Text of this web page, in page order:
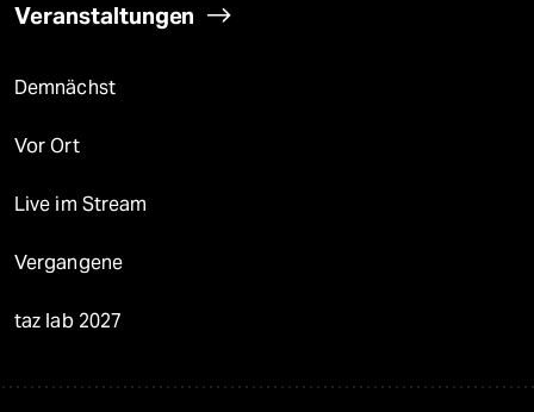
Veranstaltungen
Demnächst
Vor Ort
Live im Stream
Vergangene
taz lab 2027